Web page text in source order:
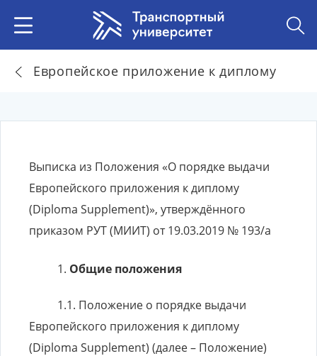
Европейское приложение к диплому
Выписка из Положения «О порядке выдачи
Европейского приложения к диплому
(Diploma Supplement)», утверждённого
приказом РУТ (МИИТ) от 19.03.2019 № 193/а
Общие положения
Положение о порядке выдачи
Европейского приложения к диплому
(Diploma Supplement) (далее – Положение)